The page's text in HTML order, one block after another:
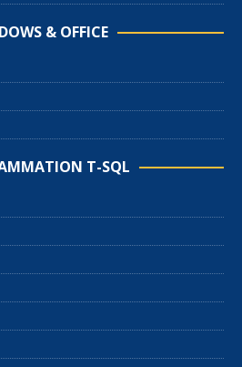
& OFFICE
T-SQL